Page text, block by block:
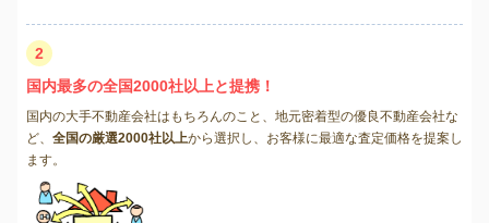
2
国内最多の全国2000社以上と提携！
国内の大手不動産会社はもちろんのこと、地元密着型の優良不動産会社な
ど、 全国の厳選2000社以上から選択し、お客様に最適な査定価格を提案し
ます。